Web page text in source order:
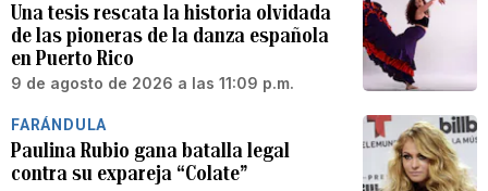
Una tesis rescata la historia olvidada
de las pioneras de la danza española
en Puerto Rico
9 de agosto de 2026 a las 11:09 p.m.
FARÁNDULA
Paulina Rubio gana batalla legal
contra su expareja “Colate”